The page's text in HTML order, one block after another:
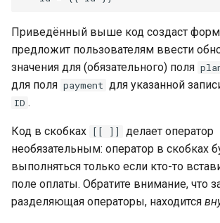
Приведённый выше код создаст
предложит пользователям ввести
значения для (обязательного) поля
для поля payment для указанной
ID .
Код в скобках [[ ]]
делает оператор
необязательным: оператор в скобках
выполняться только если кто-то
поле оплаты. Обратите внимание, что
разделяющая операторы, находится